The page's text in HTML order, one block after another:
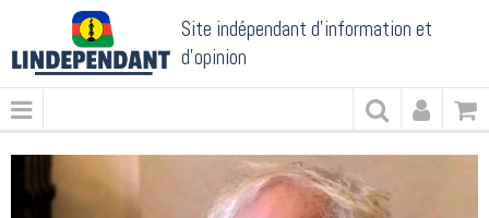
Site indépendant d'information et
d'opinion